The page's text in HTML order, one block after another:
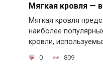
Мягкая кровля —
Мягкая кровля
наиболее
кровли,
0 809